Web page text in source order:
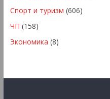
Спорт и туризм (606)
ЧП (158)
Экономика (8)